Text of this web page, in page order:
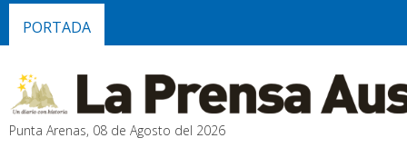
PORTADA
Punta Arenas, 08 de Agosto del 2026